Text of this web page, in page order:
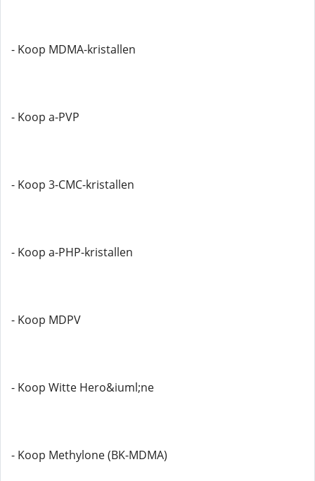
- Koop MDMA-kristallen
- Koop a-PVP
- Koop 3-CMC-kristallen
- Koop a-PHP-kristallen
- Koop MDPV
- Koop Witte Hero&iuml;ne
- Koop Methylone (BK-MDMA)